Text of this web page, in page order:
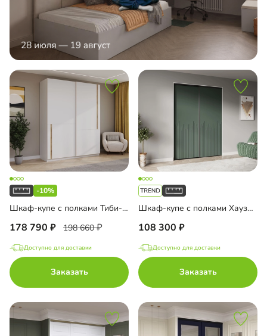
-10%
Шкаф-купе с полками Тиби-2-1
178 790 198 660
Доступно для доставки
Заказать
Шкаф-купе с полками Хаузен-2-1
108 300
Доступно для доставки
Заказать